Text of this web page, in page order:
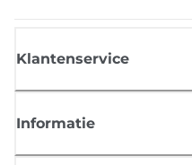
Klantenservice
Informatie